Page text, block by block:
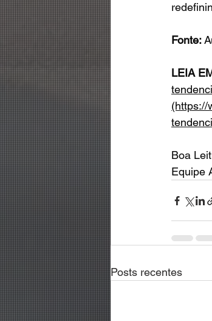
Fonte:
LEIA
(https://
Boa
Equipe
Posts recentes